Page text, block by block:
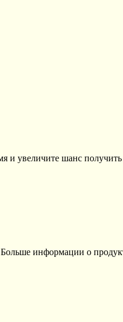
и увеличите шанс получить
информации о